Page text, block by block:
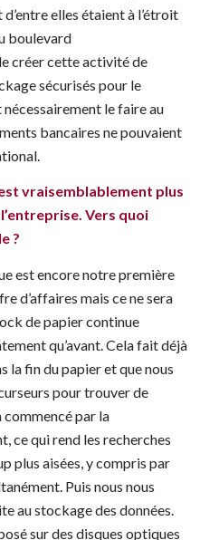
elles étaient à l’étroit
boulevard
créer cette activité de
sécurisés pour le
le faire au
bancaires ne pouvaient
vraisemblablement plus
Vers quoi
?
est encore notre première
d’affaires mais ce ne sera
de papier continue
qu’avant. Cela fait déjà
la fin du papier et que nous
pour trouver de
commencé par la
ce qui rend les recherches
plus aisées, y compris par
Puis nous nous
au stockage des données.
sur des disques optiques